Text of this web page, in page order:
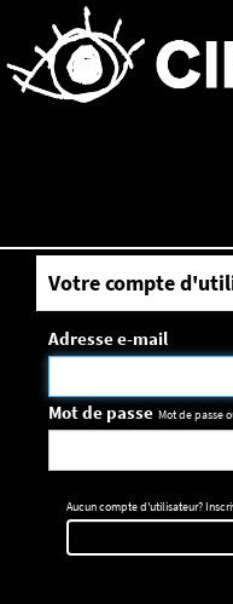
Votre compte
Adresse e-mail
Mot de passe Mot de passe
Aucun compte d'utilisateur?